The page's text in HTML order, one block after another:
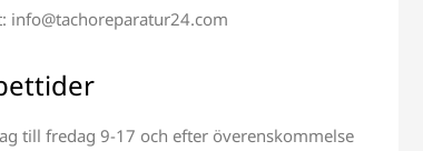
info@tachoreparatur24.com
till fredag 9-17 och efter överenskommelse